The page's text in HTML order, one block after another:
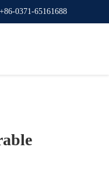
0371-65161688